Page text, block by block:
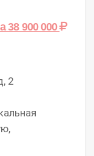
38 900 000
2